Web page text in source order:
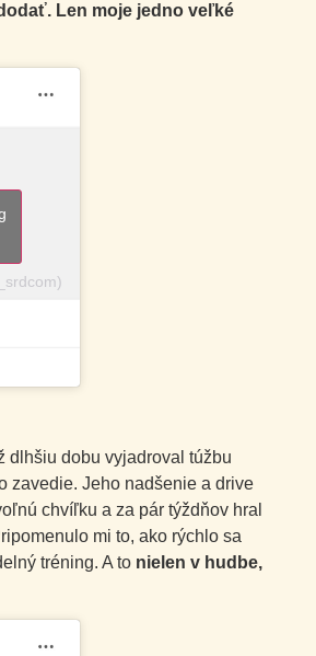
Len moje jedno veľké
dlhšiu dobu vyjadroval túžbu
zavedie. Jeho nadšenie a drive
chvíľku a za pár týždňov hral
mi to, ako rýchlo sa
tréning. A to nielen v hudbe,